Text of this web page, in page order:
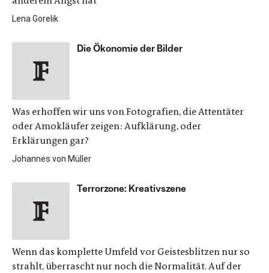
Lena Gorelik
Die Ökonomie der Bilder
Was erhoffen wir uns von Fotografien, die Attentäter
oder Amokläufer zeigen: Aufklärung, oder
Erklärungen gar?
Johannes von Müller
Terrorzone: Kreativszene
Wenn das komplette Umfeld vor Geistesblitzen nur so
strahlt, überrascht nur noch die Normalität. Auf der